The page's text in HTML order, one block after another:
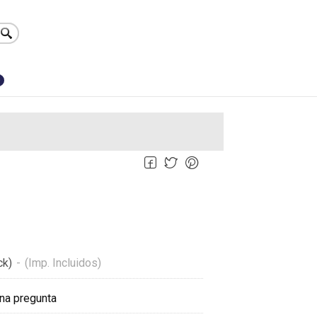
- (Imp. Incluidos)
pregunta